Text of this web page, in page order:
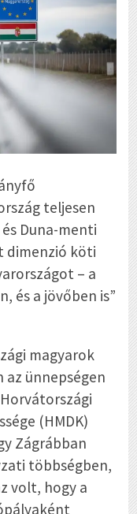
teljesen
Duna-menti
dimenzió köti
– a
és a jövőben is”
magyarok
ünnepségen
(HMDK)
Zágrábban
többségben,
volt, hogy a